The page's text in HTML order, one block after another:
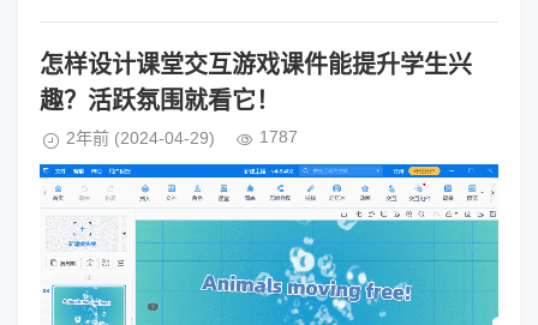
怎样设计课堂交互游戏课件能提升学生兴
趣？活跃氛围就看它！
2年前 (2024-04-29) 1787